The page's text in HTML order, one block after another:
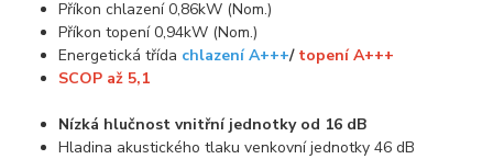
Příkon chlazení 0,86kW (Nom.)
Příkon topení 0,94kW (Nom.)
Energetická třída chlazení A+++/ topení A+++
SCOP až 5,1
Nízká hlučnost vnitřní jednotky od 16 dB
Hladina akustického tlaku venkovní jednotky 46 dB